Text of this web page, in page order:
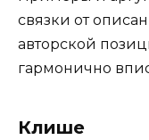
связки от
авторской
гармонично
Клише